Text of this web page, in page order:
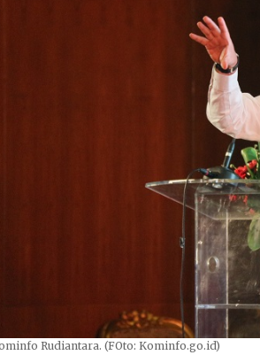
Rudiantara. (FOto: Kominfo.go.id)